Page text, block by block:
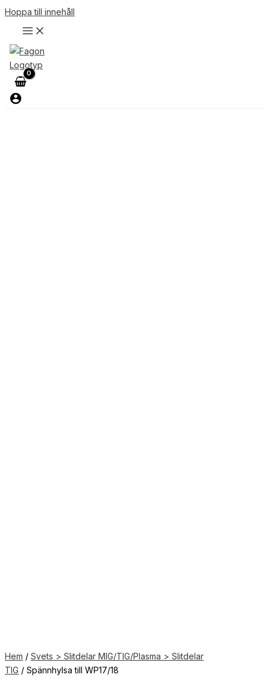
Hoppa till innehåll
Hem / Svets > Slitdelar MIG/TIG/Plasma > Slitdelar
TIG / Spännhylsa till WP17/18